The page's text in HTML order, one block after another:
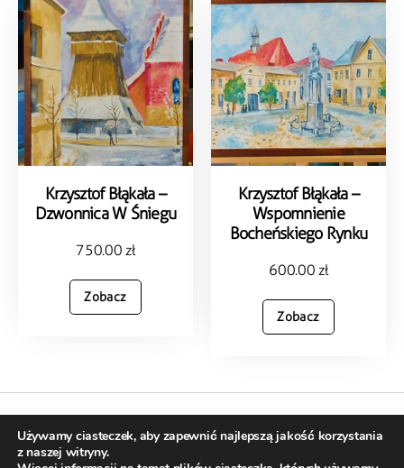
Krzysztof Błąkała –
Dzwonnica W Śniegu
750.00 zł
Zobacz
Krzysztof Błąkała –
Wspomnienie
Bocheńskiego Rynku
600.00 zł
Zobacz
Copyright © 2023 kopalniasztukionline.pl
Stworzone w ramach
atwi.pl | Realizacja sklepu – webrian.pl
Używamy ciasteczek, aby zapewnić najlepszą jakość korzystania
z naszej witryny.